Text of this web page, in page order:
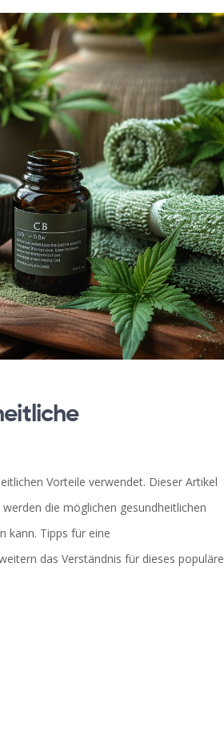
Vorteile verwendet. Dieser Artikel
die möglichen gesundheitlichen
kann. Tipps für eine
das Verständnis für dieses populäre